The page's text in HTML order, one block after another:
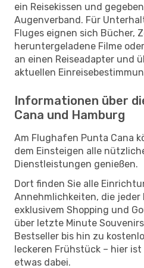
ein Reisekissen und
Augenverband. Für
Fluges eignen sich Bücher,
heruntergeladene Filme
an einen Reiseadapter und
aktuellen
Informationen über
Cana und Hamburg
Am Flughafen Punta Cana
dem Einsteigen alle
Dienstleistungen genießen.
Dort finden Sie alle
Annehmlichkeiten, die jeder
exklusivem Shopping und
über letzte Minute
Bestseller bis hin zu
leckeren Frühstück – hier
etwas dabei.